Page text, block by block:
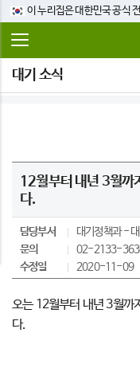
이 누리집은 대한민국 공식
대기 소식
12월부터 내년 3월까
다.
담당부서 대기정책과
문의
02-2133-
수정일
2020-11-09
오는 12월부터 내년 3월까
다.